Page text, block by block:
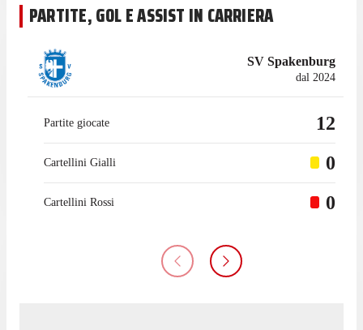
PARTITE, GOL E ASSIST IN CARRIERA
SV Spakenburg
dal 2024
Partite giocate 12
Cartellini Gialli 0
Cartellini Rossi 0